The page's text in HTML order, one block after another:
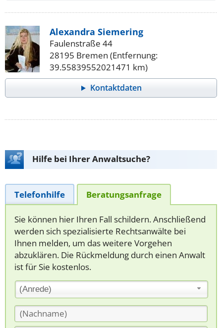
Alexandra Siemering
Faulenstraße 44
28195 Bremen (Entfernung:
39.55839552021471 km)
Kontaktdaten
Hilfe bei Ihrer Anwaltsuche?
Telefonhilfe Beratungsanfrage
Sie können hier Ihren Fall schildern. Anschließend
werden sich spezialisierte Rechtsanwälte bei
Ihnen melden, um das weitere Vorgehen
abzuklären. Die Rückmeldung durch einen Anwalt
ist für Sie kostenlos.
(Anrede)